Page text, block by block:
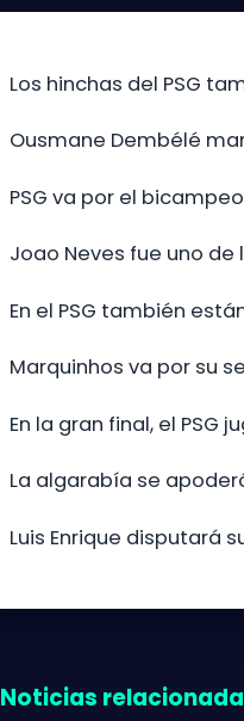
Los hinchas del PSG
Ousmane Dembélé
PSG va por el
Joao Neves fue uno de
En el PSG también
Marquinhos va por su
En la gran final, el PSG
La algarabía se
Luis Enrique disputará
Noticias